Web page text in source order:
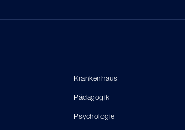
Krankenhaus
Pädagogik
Psychologie